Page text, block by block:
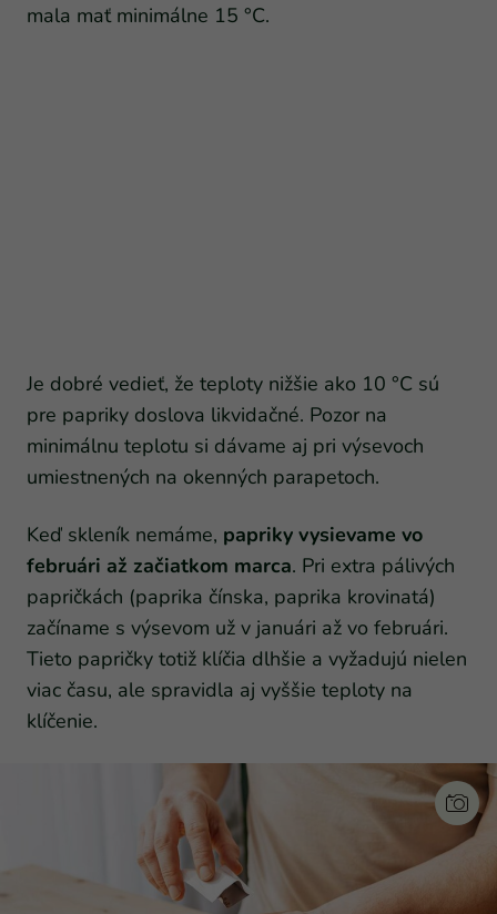
mala mať minimálne 15 °C.
Je dobré vedieť, že teploty nižšie ako 10 °C sú
pre papriky doslova likvidačné. Pozor na
minimálnu teplotu si dávame aj pri výsevoch
umiestnených na okenných parapetoch.
Keď skleník nemáme, papriky vysievame vo
februári až začiatkom marca. Pri extra pálivých
papričkách (paprika čínska, paprika krovinatá)
začíname s výsevom už v januári až vo februári.
Tieto papričky totiž klíčia dlhšie a vyžadujú nielen
viac času, ale spravidla aj vyššie teploty na
klíčenie.